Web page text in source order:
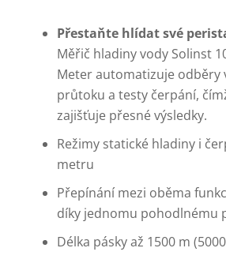
Přestaňte hlídat své
Měřič hladiny vody Solinst
Meter automatizuje odběry
průtoku a testy čerpání,
zajišťuje přesné výsledky.
Režimy statické hladiny i
metru
Přepínání mezi oběma
díky jednomu pohodlnému
Délka pásky až 1500 m